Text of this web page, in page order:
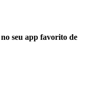
seu app favorito de